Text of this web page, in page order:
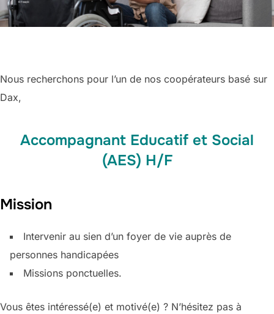
Nous recherchons pour l’un de nos coopérateurs basé sur
Dax,
Accompagnant Educatif et Social
(AES) H/F
Mission
Intervenir au sien d’un foyer de vie auprès de
personnes handicapées
Missions ponctuelles.
Vous êtes intéressé(e) et motivé(e) ? N’hésitez pas à